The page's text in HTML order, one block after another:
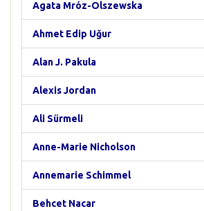
Agata Mróz-Olszewska
Ahmet Edip Uğur
Alan J. Pakula
Alexis Jordan
Ali Sürmeli
Anne-Marie Nicholson
Annemarie Schimmel
Behcet Nacar